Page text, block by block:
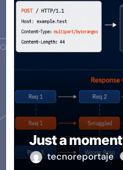
Just a
tecnoreportaje